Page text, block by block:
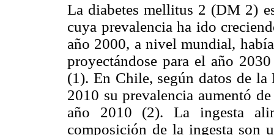
La diabetes mellitus 2 (DM 2)
cuya prevalencia ha ido
año 2000, a nivel mundial,
proyectándose para el año
(1). En Chile, según datos de
2010 su prevalencia aumentó
año 2010 (2). La ingesta
composición de la ingesta son